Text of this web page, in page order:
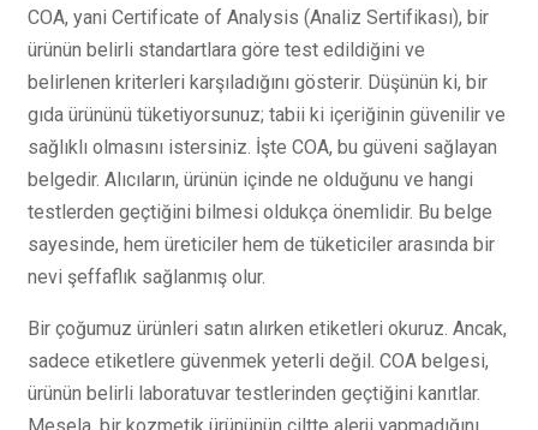
COA, yani Certificate of Analysis (Analiz Sertifikası), bir
ürünün belirli standartlara göre test edildiğini ve
belirlenen kriterleri karşıladığını gösterir. Düşünün ki, bir
gıda ürününü tüketiyorsunuz; tabii ki içeriğinin güvenilir ve
sağlıklı olmasını istersiniz. İşte COA, bu güveni sağlayan
belgedir. Alıcıların, ürünün içinde ne olduğunu ve hangi
testlerden geçtiğini bilmesi oldukça önemlidir. Bu belge
sayesinde, hem üreticiler hem de tüketiciler arasında bir
nevi şeffaflık sağlanmış olur.
Bir çoğumuz ürünleri satın alırken etiketleri okuruz. Ancak,
sadece etiketlere güvenmek yeterli değil. COA belgesi,
ürünün belirli laboratuvar testlerinden geçtiğini kanıtlar.